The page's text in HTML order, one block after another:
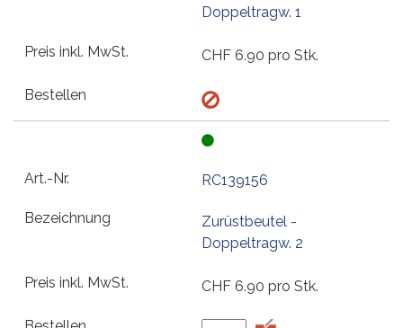
Doppeltragw. 1
CHF 6.90 pro Stk.
RC139156
Zurüstbeutel -
Doppeltragw. 2
CHF 6.90 pro Stk.